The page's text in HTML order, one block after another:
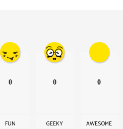
0
FUN
0
GEEKY
0
AWESOME